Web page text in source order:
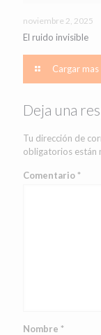
noviembre 2, 2025
El ruido invisible
Cargar mas
Deja una
Tu dirección de
obligatorios están
Comentario *
Nombre *